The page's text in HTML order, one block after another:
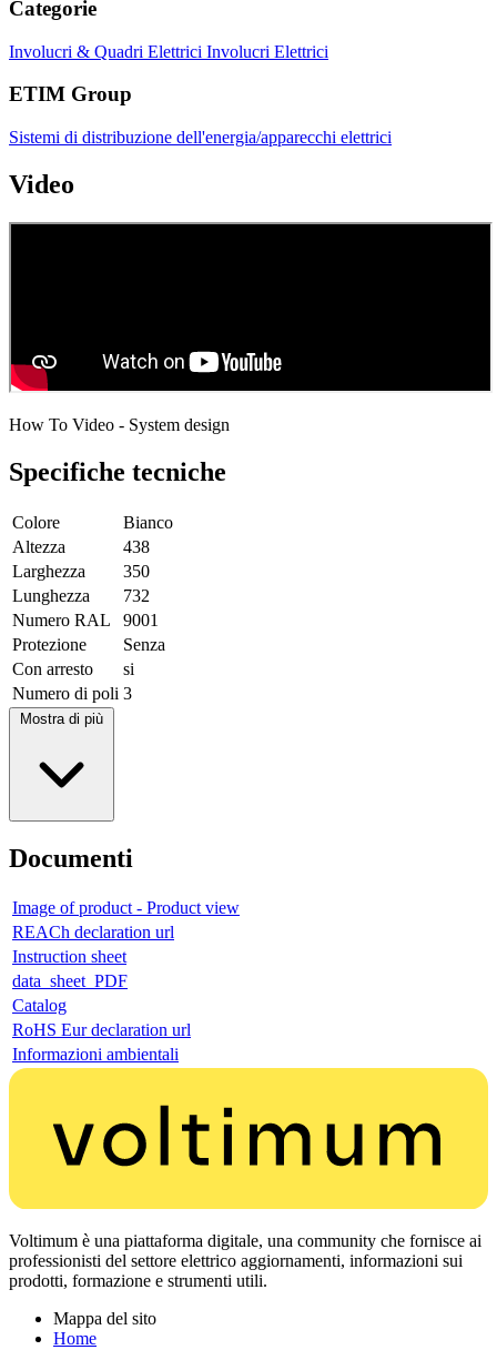
Categorie
Involucri & Quadri Elettrici Involucri Elettrici
ETIM Group
Sistemi di distribuzione dell'energia/apparecchi elettrici
Video
How To Video - System design
Specifiche tecniche
Colore
Bianco
Altezza
438
Larghezza
350
Lunghezza
732
Numero RAL
9001
Protezione
Senza
Con arresto
si
Numero di poli 3
Mostra di più
Documenti
Image of product - Product view
REACh declaration url
Instruction sheet
data_sheet_PDF
Catalog
RoHS Eur declaration url
Informazioni ambientali
Voltimum è una piattaforma digitale, una community che fornisce ai
professionisti del settore elettrico aggiornamenti, informazioni sui
prodotti, formazione e strumenti utili.
Mappa del sito
Home